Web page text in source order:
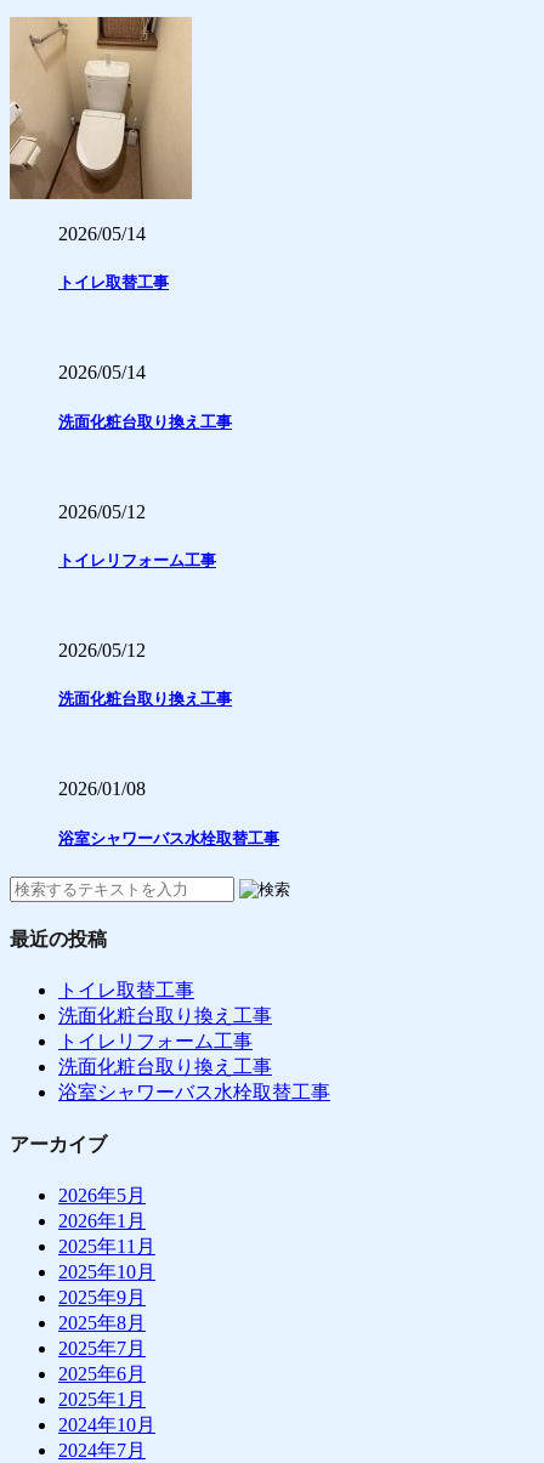
2026/05/14
トイレ取替工事
2026/05/14
洗面化粧台取り換え工事
2026/05/12
トイレリフォーム工事
2026/05/12
洗面化粧台取り換え工事
2026/01/08
浴室シャワーバス水栓取替工事
最近の投稿
トイレ取替工事
洗面化粧台取り換え工事
トイレリフォーム工事
洗面化粧台取り換え工事
浴室シャワーバス水栓取替工事
アーカイブ
2026年5月
2026年1月
2025年11月
2025年10月
2025年9月
2025年8月
2025年7月
2025年6月
2025年1月
2024年10月
2024年7月